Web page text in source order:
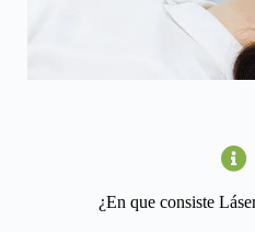
¿En que consiste